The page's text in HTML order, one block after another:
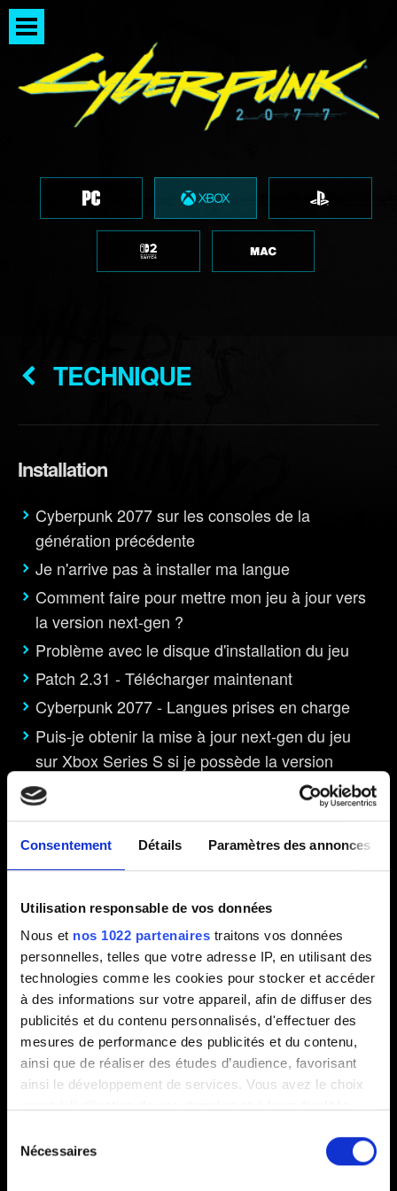
Consentement Détails Paramètres des annonces
Utilisation responsable de vos données
Nous et nos 1022 partenaires traitons vos données
personnelles, telles que votre adresse IP, en utilisant des
technologies comme les cookies pour stocker et accéder
à des informations sur votre appareil, afin de diffuser des
publicités et du contenu personnalisés, d'effectuer des
mesures de performance des publicités et du contenu,
ainsi que de réaliser des études d’audience, favorisant
ainsi le développement de services. Vous avez le choix
tout moment en consultant la Déclaration relative aux
cookies ou en cliquant sur l'icône de confidentialité.
Nécessaires
TECHNIQUE
Installation
Cyberpunk 2077 sur les consoles de la
génération précédente
Je n'arrive pas à installer ma langue
Comment faire pour mettre mon jeu à jour vers
la version next-gen ?
Problème avec le disque d'installation du jeu
Patch 2.31 - Télécharger maintenant
Cyberpunk 2077 - Langues prises en charge
Puis-je obtenir la mise à jour next-gen du jeu
sur Xbox Series S si je possède la version
disque sur Xbox One ?
Cyberpunk 2077 sur Xbox Series X|S
Sauvegardes
Impossible de créer de nouvelles sauvegardes
Comment utiliser la progression croisée
Emplacements de sauvegarde disponibles
Versions du jeu en cross progression avec des
restrictions régionales*
Impossible de sauvegarder
Transférer des sauvegardes d'une Xbox One
Je n'arrive pas à charger ma sauvegarde avec